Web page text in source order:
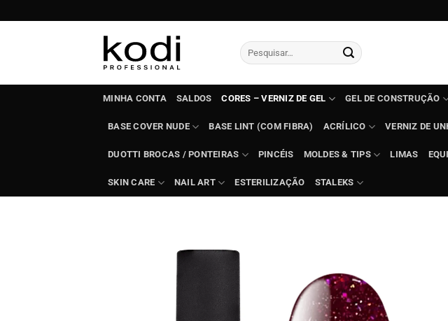
to
Pesquisar
por:
MINHA CONTA SALDOS CORES – VERNIZ DE GEL GEL DE CONSTRUÇÃO
BASE COVER NUDE BASE LINT (COM FIBRA) ACRÍLICO VERNIZ DE
DUOTTI BROCAS / PONTEIRAS PINCÉIS MOLDES & TIPS LIMAS
SKIN CARE NAIL ART ESTERILIZAÇÃO STALEKS